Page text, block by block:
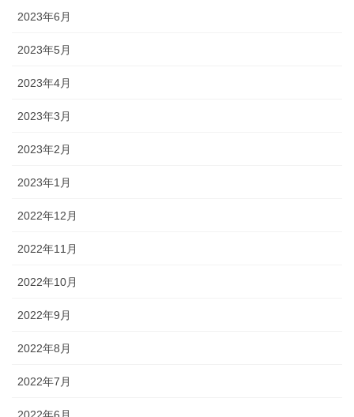
2023年6月
2023年5月
2023年4月
2023年3月
2023年2月
2023年1月
2022年12月
2022年11月
2022年10月
2022年9月
2022年8月
2022年7月